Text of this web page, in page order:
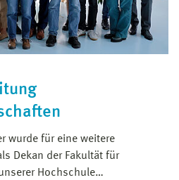
wurde für eine weitere
Dekan der Fakultät für
Hochschule…